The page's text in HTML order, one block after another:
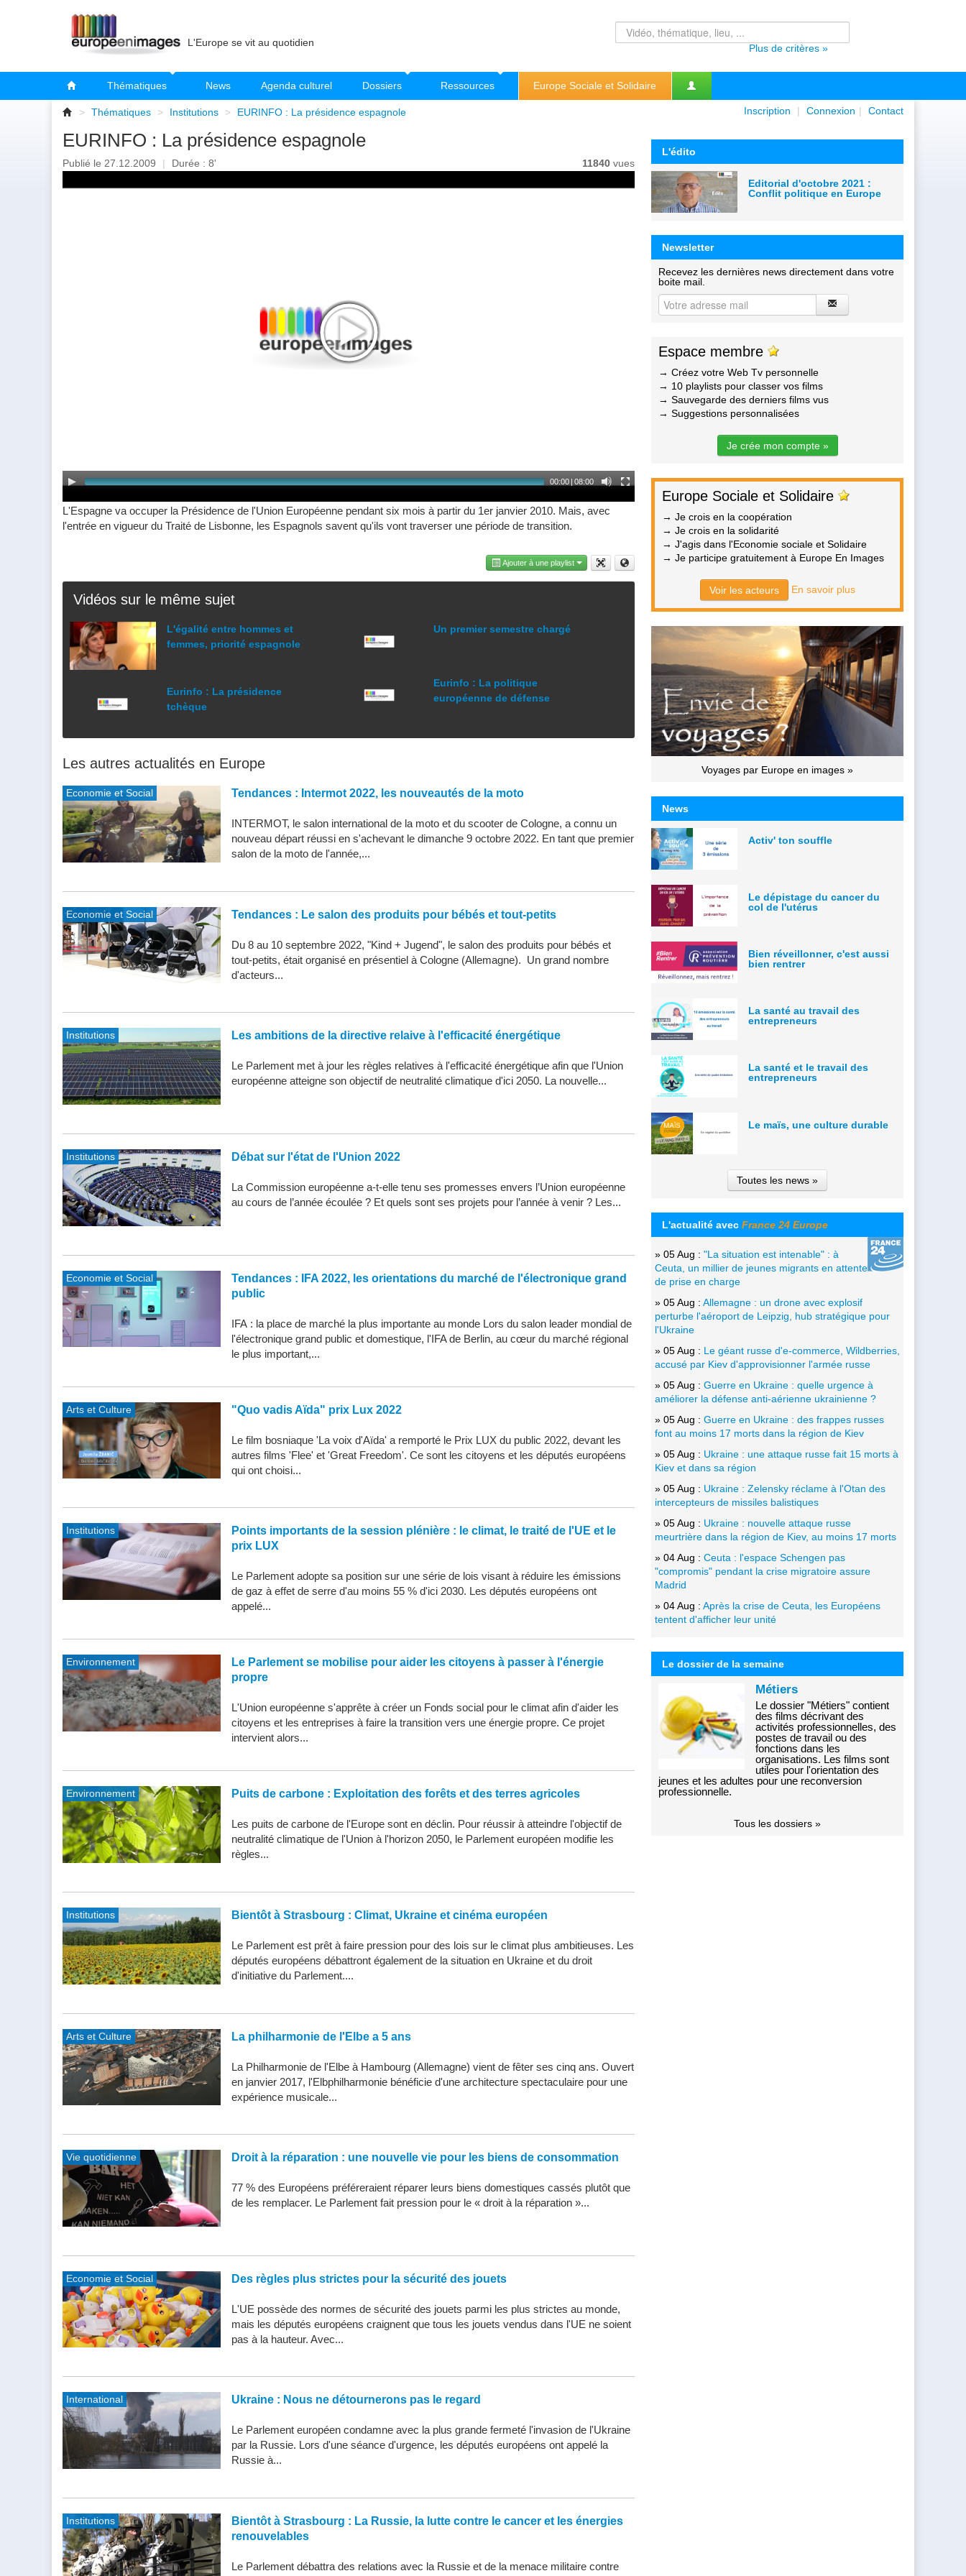
L'Europe se vit au quotidien Plus de critères »
Thématiques News Agenda culturel Dossiers Ressources Europe Sociale et Solidaire
> Thématiques > Institutions > EURINFO : La présidence espagnole Inscription | Connexion | Contact
EURINFO : La présidence espagnole
Publié le 27.12.2009 | Durée : 8' 11840vues
00:00 | 08:00
L'Espagne va occuper la Présidence de l'Union Européenne pendant six mois à partir du 1er janvier 2010. Mais, avec
l'entrée en vigueur du Traité de Lisbonne, les Espagnols savent qu'ils vont traverser une période de transition.
Ajouter à une playlist
Vidéos sur le même sujet
L'égalité entre hommes et
femmes, priorité espagnole
Eurinfo : La présidence
tchèque
Un premier semestre chargé
Eurinfo : La politique
européenne de défense
Les autres actualités en Europe
Economie et Social Tendances : Intermot 2022, les nouveautés de la moto
INTERMOT, le salon international de la moto et du scooter de Cologne, a connu un
nouveau départ réussi en s'achevant le dimanche 9 octobre 2022. En tant que premier
salon de la moto de l'année,...
Economie et Social Tendances : Le salon des produits pour bébés et tout-petits
Du 8 au 10 septembre 2022, "Kind + Jugend", le salon des produits pour bébés et
tout-petits, était organisé en présentiel à Cologne (Allemagne). Un grand nombre
d'acteurs...
Institutions Les ambitions de la directive relaive à l'efficacité énergétique
Le Parlement met à jour les règles relatives à l'efficacité énergétique afin que l'Union
européenne atteigne son objectif de neutralité climatique d'ici 2050. La nouvelle...
Institutions Débat sur l'état de l'Union 2022
La Commission européenne a-t-elle tenu ses promesses envers l’Union européenne
au cours de l’année écoulée ? Et quels sont ses projets pour l’année à venir ? Les...
Economie et Social
Tendances : IFA 2022, les orientations du marché de l'électronique grand
public
IFA : la place de marché la plus importante au monde Lors du salon leader mondial de
l'électronique grand public et domestique, l'IFA de Berlin, au cœur du marché régional
le plus important,...
Arts et Culture "Quo vadis Aïda" prix Lux 2022
Le film bosniaque 'La voix d'Aïda' a remporté le Prix LUX du public 2022, devant les
autres films 'Flee' et 'Great Freedom'. Ce sont les citoyens et les députés européens
qui ont choisi...
Institutions
Points importants de la session plénière : le climat, le traité de l'UE et le
prix LUX
Le Parlement adopte sa position sur une série de lois visant à réduire les émissions
de gaz à effet de serre d'au moins 55 % d'ici 2030. Les députés européens ont
appelé...
Environnement
Le Parlement se mobilise pour aider les citoyens à passer à l'énergie
propre
L'Union européenne s'apprête à créer un Fonds social pour le climat afin d'aider les
citoyens et les entreprises à faire la transition vers une énergie propre. Ce projet
intervient alors...
Environnement Puits de carbone : Exploitation des forêts et des terres agricoles
Les puits de carbone de l'Europe sont en déclin. Pour réussir à atteindre l'objectif de
neutralité climatique de l'Union à l'horizon 2050, le Parlement européen modifie les
règles...
Institutions Bientôt à Strasbourg : Climat, Ukraine et cinéma européen
Le Parlement est prêt à faire pression pour des lois sur le climat plus ambitieuses. Les
députés européens débattront également de la situation en Ukraine et du droit
d'initiative du Parlement....
Arts et Culture La philharmonie de l'Elbe a 5 ans
La Philharmonie de l'Elbe à Hambourg (Allemagne) vient de fêter ses cinq ans. Ouvert
en janvier 2017, l'Elbphilharmonie bénéficie d'une architecture spectaculaire pour une
expérience musicale...
Vie quotidienne Droit à la réparation : une nouvelle vie pour les biens de consommation
77 % des Européens préféreraient réparer leurs biens domestiques cassés plutôt que
de les remplacer. Le Parlement fait pression pour le « droit à la réparation »...
Economie et Social Des règles plus strictes pour la sécurité des jouets
L'UE possède des normes de sécurité des jouets parmi les plus strictes au monde,
mais les députés européens craignent que tous les jouets vendus dans l'UE ne soient
pas à la hauteur. Avec...
International Ukraine : Nous ne détournerons pas le regard
Le Parlement européen condamne avec la plus grande fermeté l'invasion de l'Ukraine
par la Russie. Lors d'une séance d'urgence, les députés européens ont appelé la
Russie à...
Institutions
Bientôt à Strasbourg : La Russie, la lutte contre le cancer et les énergies
renouvelables
Le Parlement débattra des relations avec la Russie et de la menace militaire contre
L'édito
Editorial d'octobre 2021 :
Conflit politique en Europe
Newsletter
Recevez les dernières news directement dans votre
boite mail.
Espace membre
→ Créez votre Web Tv personnelle
→ 10 playlists pour classer vos films
→ Sauvegarde des derniers films vus
→ Suggestions personnalisées
Je crée mon compte »
Europe Sociale et Solidaire
→ Je crois en la coopération
→ Je crois en la solidarité
→ J'agis dans l'Economie sociale et Solidaire
→ Je participe gratuitement à Europe En Images
Voir les acteurs En savoir plus
Voyages par Europe en images »
News
Activ' ton souffle
Le dépistage du cancer du
col de l'utérus
Bien réveillonner, c'est aussi
bien rentrer
La santé au travail des
entrepreneurs
La santé et le travail des
entrepreneurs
Le maïs, une culture durable
Toutes les news »
L'actualité avec France 24 Europe
» 05 Aug : "La situation est intenable" : à
Ceuta, un millier de jeunes migrants en attente
de prise en charge
» 05 Aug : Allemagne : un drone avec explosif
perturbe l'aéroport de Leipzig, hub stratégique pour
l'Ukraine
» 05 Aug : Le géant russe d'e-commerce, Wildberries,
accusé par Kiev d'approvisionner l'armée russe
» 05 Aug : Guerre en Ukraine : quelle urgence à
améliorer la défense anti-aérienne ukrainienne ?
» 05 Aug : Guerre en Ukraine : des frappes russes
font au moins 17 morts dans la région de Kiev
» 05 Aug : Ukraine : une attaque russe fait 15 morts à
Kiev et dans sa région
» 05 Aug : Ukraine : Zelensky réclame à l'Otan des
intercepteurs de missiles balistiques
» 05 Aug : Ukraine : nouvelle attaque russe
meurtrière dans la région de Kiev, au moins 17 morts
» 04 Aug : Ceuta : l'espace Schengen pas
"compromis" pendant la crise migratoire assure
Madrid
» 04 Aug : Après la crise de Ceuta, les Européens
tentent d'afficher leur unité
Le dossier de la semaine
Métiers
Le dossier "Métiers" contient
des films décrivant des
activités professionnelles, des
postes de travail ou des
fonctions dans les
organisations. Les films sont
utiles pour l'orientation des
jeunes et les adultes pour une reconversion
professionnelle.
Tous les dossiers »